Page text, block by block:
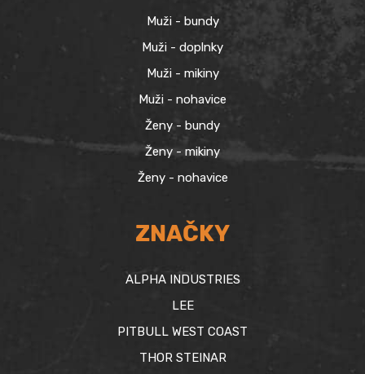
Muži - bundy
Muži - doplnky
Muži - mikiny
Muži - nohavice
Ženy - bundy
Ženy - mikiny
Ženy - nohavice
ZNAČKY
ALPHA INDUSTRIES
LEE
PITBULL WEST COAST
THOR STEINAR